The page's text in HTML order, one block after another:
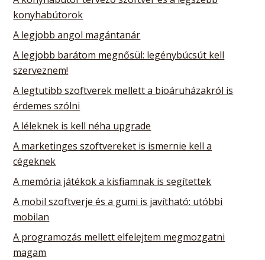
konyhabútorok
A legjobb angol magántanár
A legjobb barátom megnősül: legénybúcsút kell
szerveznem!
A legtutibb szoftverek mellett a bioáruházakról is
érdemes szólni
A léleknek is kell néha upgrade
A marketinges szoftvereket is ismernie kell a
cégeknek
A memória játékok a kisfiamnak is segítettek
A mobil szoftverje és a gumi is javítható: utóbbi
mobilan
A programozás mellett elfelejtem megmozgatni
magam